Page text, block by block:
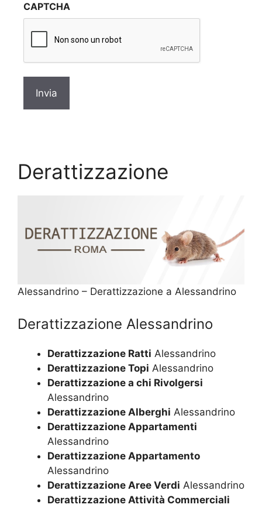
privacy
CAPTCHA
Derattizzazione
Alessandrino – Derattizzazione a Alessandrino
Derattizzazione Alessandrino
Derattizzazione Ratti Alessandrino
Derattizzazione Topi Alessandrino
Derattizzazione a chi Rivolgersi
Alessandrino
Derattizzazione Alberghi Alessandrino
Derattizzazione Appartamenti
Alessandrino
Derattizzazione Appartamento
Alessandrino
Derattizzazione Aree Verdi Alessandrino
Derattizzazione Attività Commerciali